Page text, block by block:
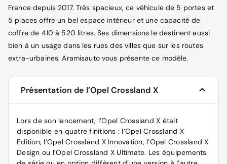
France depuis 2017. Très spacieux, ce véhicule de 5 portes et
5 places offre un bel espace intérieur et une capacité de
coffre de 410 à 520 litres. Ses dimensions le destinent aussi
bien à un usage dans les rues des villes que sur les routes
extra-urbaines. Aramisauto vous présente ce modèle.
Présentation de l’Opel Crossland X
Lors de son lancement, l’Opel Crossland X était
disponible en quatre finitions : l’Opel Crossland X
Edition, l’Opel Crossland X Innovation, l’Opel Crossland X
Design ou l’Opel Crossland X Ultimate. Les équipements